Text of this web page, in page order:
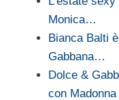
Monica…
Bianca Balti
Gabbana…
Dolce &
con Madonna